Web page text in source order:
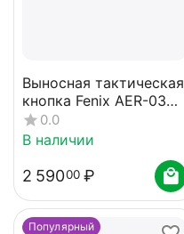
Выносная тактическая
кнопка Fenix AER-03
V2.0
0.0
В наличии
2 59000 ₽
Популярный